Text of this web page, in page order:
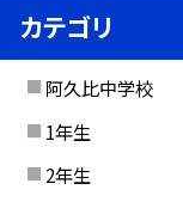
カテゴリ
阿久比中学校
1年生
2年生